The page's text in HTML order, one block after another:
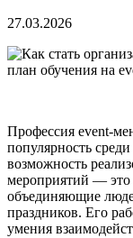
27.03.2026
Профессия event-
популярность
возможность
мероприятий — это
объединяющие
праздников. Его
умения